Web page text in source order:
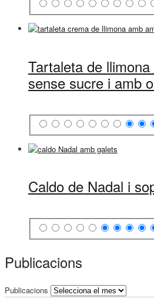
Tartaleta de
sense sucre i amb
Caldo de Nadal i
Publicacions
Publicacions